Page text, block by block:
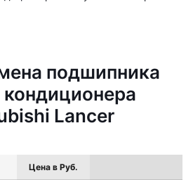
подшипника
кондиционера
Lancer
Цена в Руб.